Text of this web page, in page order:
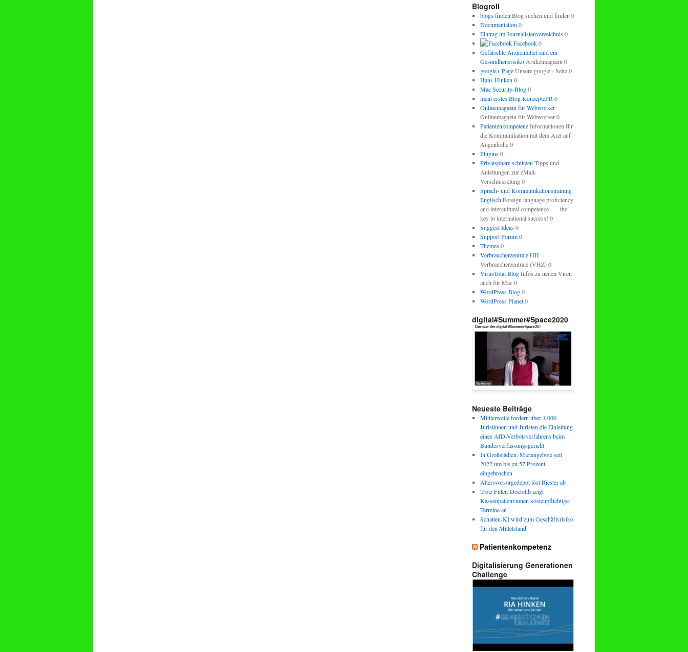
Blogroll
blogs finden Blog suchen und finden 0
Documentation 0
Eintrag im Journalistenverzeichnis0
Facebook0
Gefälschte Arzneimittel sind ein
GesundheitsrisikoArtikelmagazin 0
google+ PageUnsere google+ Seite 0
Hans Hinken 0
Mac Security-Blog0
mein erstes Blog KonzeptePR 0
Onlinemagazin für Webworker
Onlinemagazin für Webworker 0
PatientenkompetenzInformationen für
die Kommunikation mit dem Arzt auf
Augenhöhe 0
Plugins0
Privatsphäre schützen Tipps und
Anleitungen zur eMail-
Verschlüsselung 0
Sprach- und Kommunikationstraining
EnglischForeign language proficiency
and intercultural competence – the
key to international success! 0
Suggest Ideas0
Support Forum0
Themes0
Verbraucherzentrale HH
Verbraucherzentrale (VHZ) 0
VirusTotal BlogInfos zu neuen Viren
auch für Mac 0
WordPress Blog0
WordPress Planet0
digital#Summer#Space2020
Neueste Beiträge
Mittlerweile fordern über 1.000
Juristinnen und Juristen die Einleitung
eines AfD-Verbotsverfahrens beim
Bundesverfassungsgericht
In Großstädten: Mietangebote seit
2022 um bis zu 57 Prozent
eingebrochen
Altersvorsorgedepot löst Riester ab
Trotz Filter: Doctolib zeigt
Kassenpatient:innen kostenpflichtige
Termine an
Schatten-KI wird zum Geschäftsrisiko
für den Mittelstand
Patientenkompetenz
Digitalisierung Generationen
Challenge